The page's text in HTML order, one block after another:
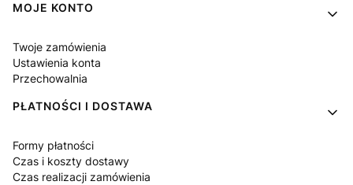
MOJE KONTO
Twoje zamówienia
Ustawienia konta
Przechowalnia
PŁATNOŚCI I DOSTAWA
Formy płatności
Czas i koszty dostawy
Czas realizacji zamówienia